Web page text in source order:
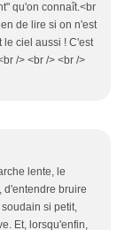
qu'on connaît.<br
de lire si on n'est
le ciel aussi ! C'est
/> <br /> <br />
lente, le
d'entendre bruire
si petit,
Et, lorsqu'enfin,